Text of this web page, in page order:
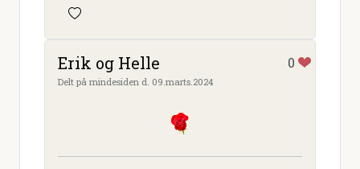
Erik og Helle 0
Delt på mindesiden d. 09.marts.2024